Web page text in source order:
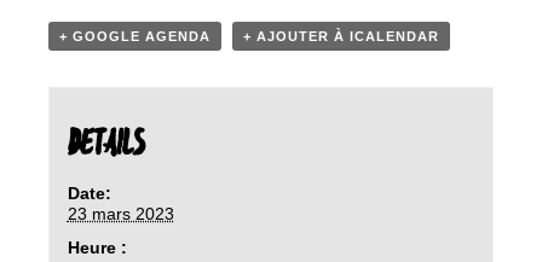
+ GOOGLE AGENDA + AJOUTER À ICALENDAR
DETAILS
Date:
23 mars 2023
Heure :